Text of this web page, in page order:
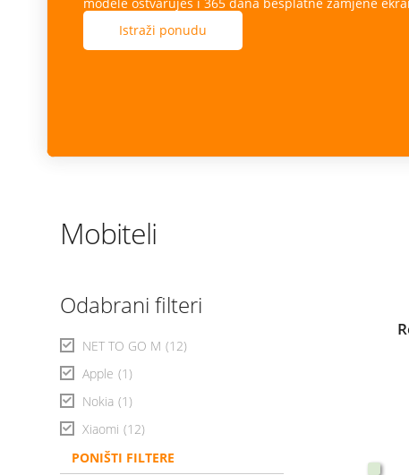
Istraži ponudu
Mobiteli
Odabrani filteri
NET TO GO M (12)
Apple (1)
Nokia (1)
Xiaomi (12)
PONIŠTI FILTERE